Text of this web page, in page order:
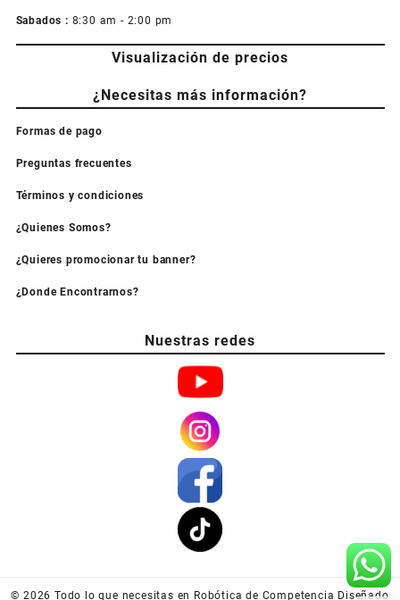
Sabados : 8:30 am - 2:00 pm
Visualización de precios
¿Necesitas más información?
Formas de pago
Preguntas frecuentes
Términos y condiciones
¿Quienes Somos?
¿Quieres promocionar tu banner?
¿Donde Encontrarnos?
Nuestras redes
© 2026 Todo lo que necesitas en Robótica de Competencia Diseñado